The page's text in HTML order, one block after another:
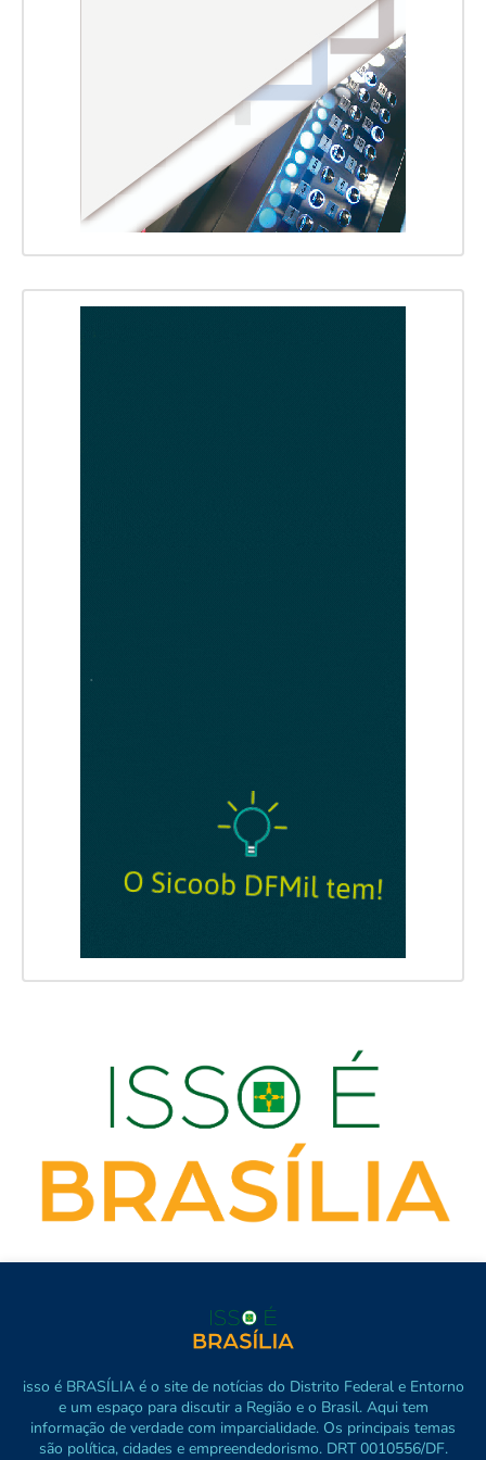
isso é BRASÍLIA é o site de notícias do Distrito Federal e Entorno
e um espaço para discutir a Região e o Brasil. Aqui tem
informação de verdade com imparcialidade. Os principais temas
são política, cidades e empreendedorismo. DRT 0010556/DF.